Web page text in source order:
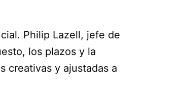
Philip Lazell, jefe de
los plazos y la
creativas y ajustadas a